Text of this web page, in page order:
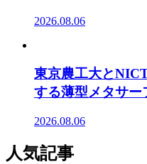
2026.08.06
東京農工大と
する薄型メタサー
2026.08.06
人気記事